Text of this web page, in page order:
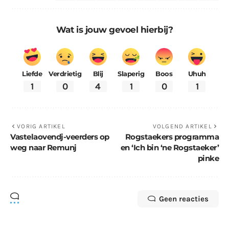
Wat is jouw gevoel hierbij?
Liefde
1
Verdrietig
0
Blij
4
Slaperig
1
Boos
0
Uhuh
1
VORIG ARTIKEL
Vastelaovendj-veerders op
weg naar Remunj
VOLGEND ARTIKEL
Rogstaekers programma
en ‘Ich bin ‘ne Rogstaeker’
pinke
Geen reacties